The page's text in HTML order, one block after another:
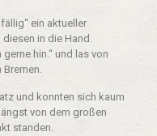
ein aktueller
in die Hand.
hin.“ und las von
Bremen.
und konnten sich kaum
von dem großen
standen.